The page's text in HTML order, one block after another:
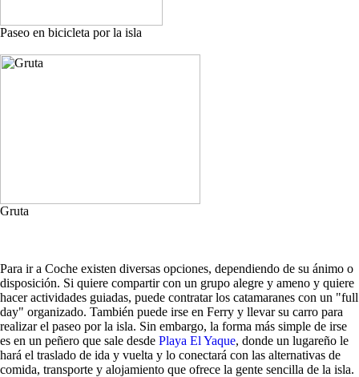
Paseo en bicicleta por la isla
Gruta
Para ir a Coche existen diversas opciones, dependiendo de su ánimo o
disposición. Si quiere compartir con un grupo alegre y ameno y quiere
hacer actividades guiadas, puede contratar los catamaranes con un "full
day" organizado. También puede irse en Ferry y llevar su carro para
realizar el paseo por la isla. Sin embargo, la forma más simple de irse
es en un peñero que sale desde Playa El Yaque, donde un lugareño le
hará el traslado de ida y vuelta y lo conectará con las alternativas de
comida, transporte y alojamiento que ofrece la gente sencilla de la isla.